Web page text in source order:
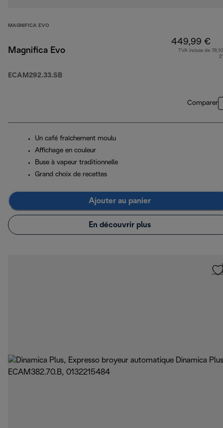
MAGNIFICA EVO
Magnifica Evo
ECAM292.33.SB
449,99 €
TVA incluse de
Comparer
Un café fraîchement moulu
Affichage en couleur
Buse à vapeur traditionnelle
Grand choix de recettes
Ajouter au panier
En découvrir plus